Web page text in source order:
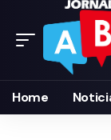
Home